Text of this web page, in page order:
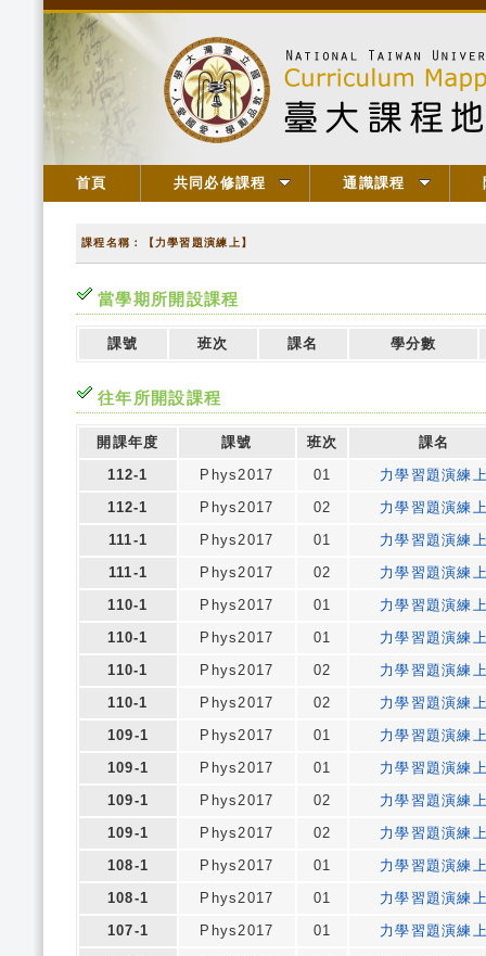
首頁 共同必修課程 通識課程
課程名稱：【力學習題演練上】
當學期所開設課程
課號 班次 課名 學分數
往年所開設課程
開課年度 課號 班次
課名
112-1
Phys2017 01
力學習題演練
112-1
Phys2017 02
力學習題演練
111-1
Phys2017 01
力學習題演練
111-1
Phys2017 02
力學習題演練
110-1
Phys2017 01
力學習題演練
110-1
Phys2017 01
力學習題演練
110-1
Phys2017 02
力學習題演練
110-1
Phys2017 02
力學習題演練
109-1
Phys2017 01
力學習題演練
109-1
Phys2017 01
力學習題演練
109-1
Phys2017 02
力學習題演練
109-1
Phys2017 02
力學習題演練
108-1
Phys2017 01
力學習題演練
108-1
Phys2017 01
力學習題演練
107-1
Phys2017 01
力學習題演練